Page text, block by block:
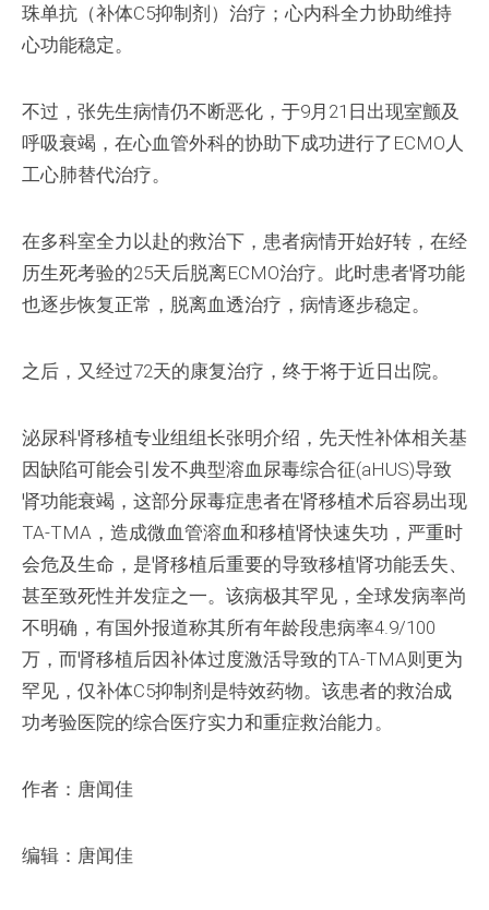
珠单抗（补体C5抑制剂）治疗；心内科全力协助维持
心功能稳定。
不过，张先生病情仍不断恶化，于9月21日出现室颤及
呼吸衰竭，在心血管外科的协助下成功进行了ECMO人
工心肺替代治疗。
在多科室全力以赴的救治下，患者病情开始好转，在经
历生死考验的25天后脱离ECMO治疗。此时患者肾功能
也逐步恢复正常，脱离血透治疗，病情逐步稳定。
之后，又经过72天的康复治疗，终于将于近日出院。
泌尿科肾移植专业组组长张明介绍，先天性补体相关基
因缺陷可能会引发不典型溶血尿毒综合征(aHUS)导致
肾功能衰竭，这部分尿毒症患者在肾移植术后容易出现
TA-TMA，造成微血管溶血和移植肾快速失功，严重时
会危及生命，是肾移植后重要的导致移植肾功能丢失、
甚至致死性并发症之一。该病极其罕见，全球发病率尚
不明确，有国外报道称其所有年龄段患病率4.9/100
万，而肾移植后因补体过度激活导致的TA-TMA则更为
罕见，仅补体C5抑制剂是特效药物。该患者的救治成
功考验医院的综合医疗实力和重症救治能力。
作者：唐闻佳
编辑：唐闻佳